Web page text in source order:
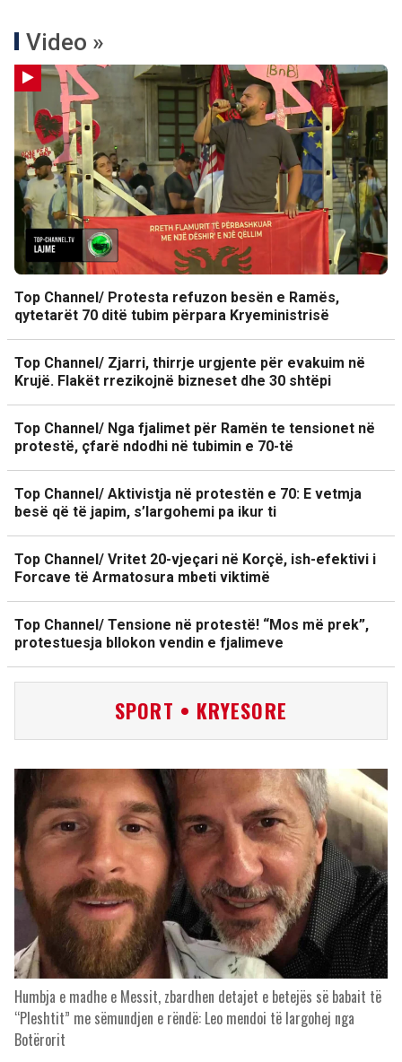
Video »
Top Channel/ Protesta refuzon besën e Ramës,
qytetarët 70 ditë tubim përpara Kryeministrisë
Top Channel/ Zjarri, thirrje urgjente për evakuim në
Krujë. Flakët rrezikojnë bizneset dhe 30 shtëpi
Top Channel/ Nga fjalimet për Ramën te tensionet në
protestë, çfarë ndodhi në tubimin e 70-të
Top Channel/ Aktivistja në protestën e 70: E vetmja
besë që të japim, s’largohemi pa ikur ti
Top Channel/ Vritet 20-vjeçari në Korçë, ish-efektivi i
Forcave të Armatosura mbeti viktimë
Top Channel/ Tensione në protestë! “Mos më prek”,
protestuesja bllokon vendin e fjalimeve
SPORT • KRYESORE
Humbja e madhe e Messit, zbardhen detajet e betejës së babait të
“Pleshtit” me sëmundjen e rëndë: Leo mendoi të largohej nga
Botërorit